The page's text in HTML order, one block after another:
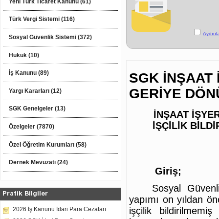
Türk Vergi Sistemi (116)
Sosyal Güvenlik Sistemi (372)
Hukuk (10)
İş Kanunu (89)
Yargı Kararları (12)
SGK Genelgeler (13)
Özelgeler (7870)
Özel Öğretim Kurumları (58)
Dernek Mevuzatı (24)
Pratik Bilgiler
2026 İş Kanunu İdari Para Cezaları
SGK İNŞAAT
GERİYE
İNŞAAT
İŞÇİLİK
Giriş;
Sosyal
yapımı on yıldan
işçilik